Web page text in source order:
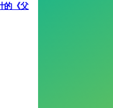
的《父